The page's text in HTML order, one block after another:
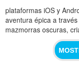
plataformas iOS y
aventura épica a
mazmorras oscuras,